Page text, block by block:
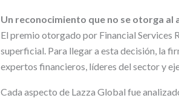
Un reconocimiento que no se otorga al
El premio otorgado por Financial Services
superficial. Para llegar a esta decisión, la
expertos financieros, líderes del sector y
Cada aspecto de Lazza Global fue